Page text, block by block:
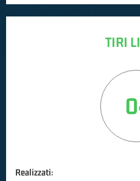
TIRI
0
Realizzati: